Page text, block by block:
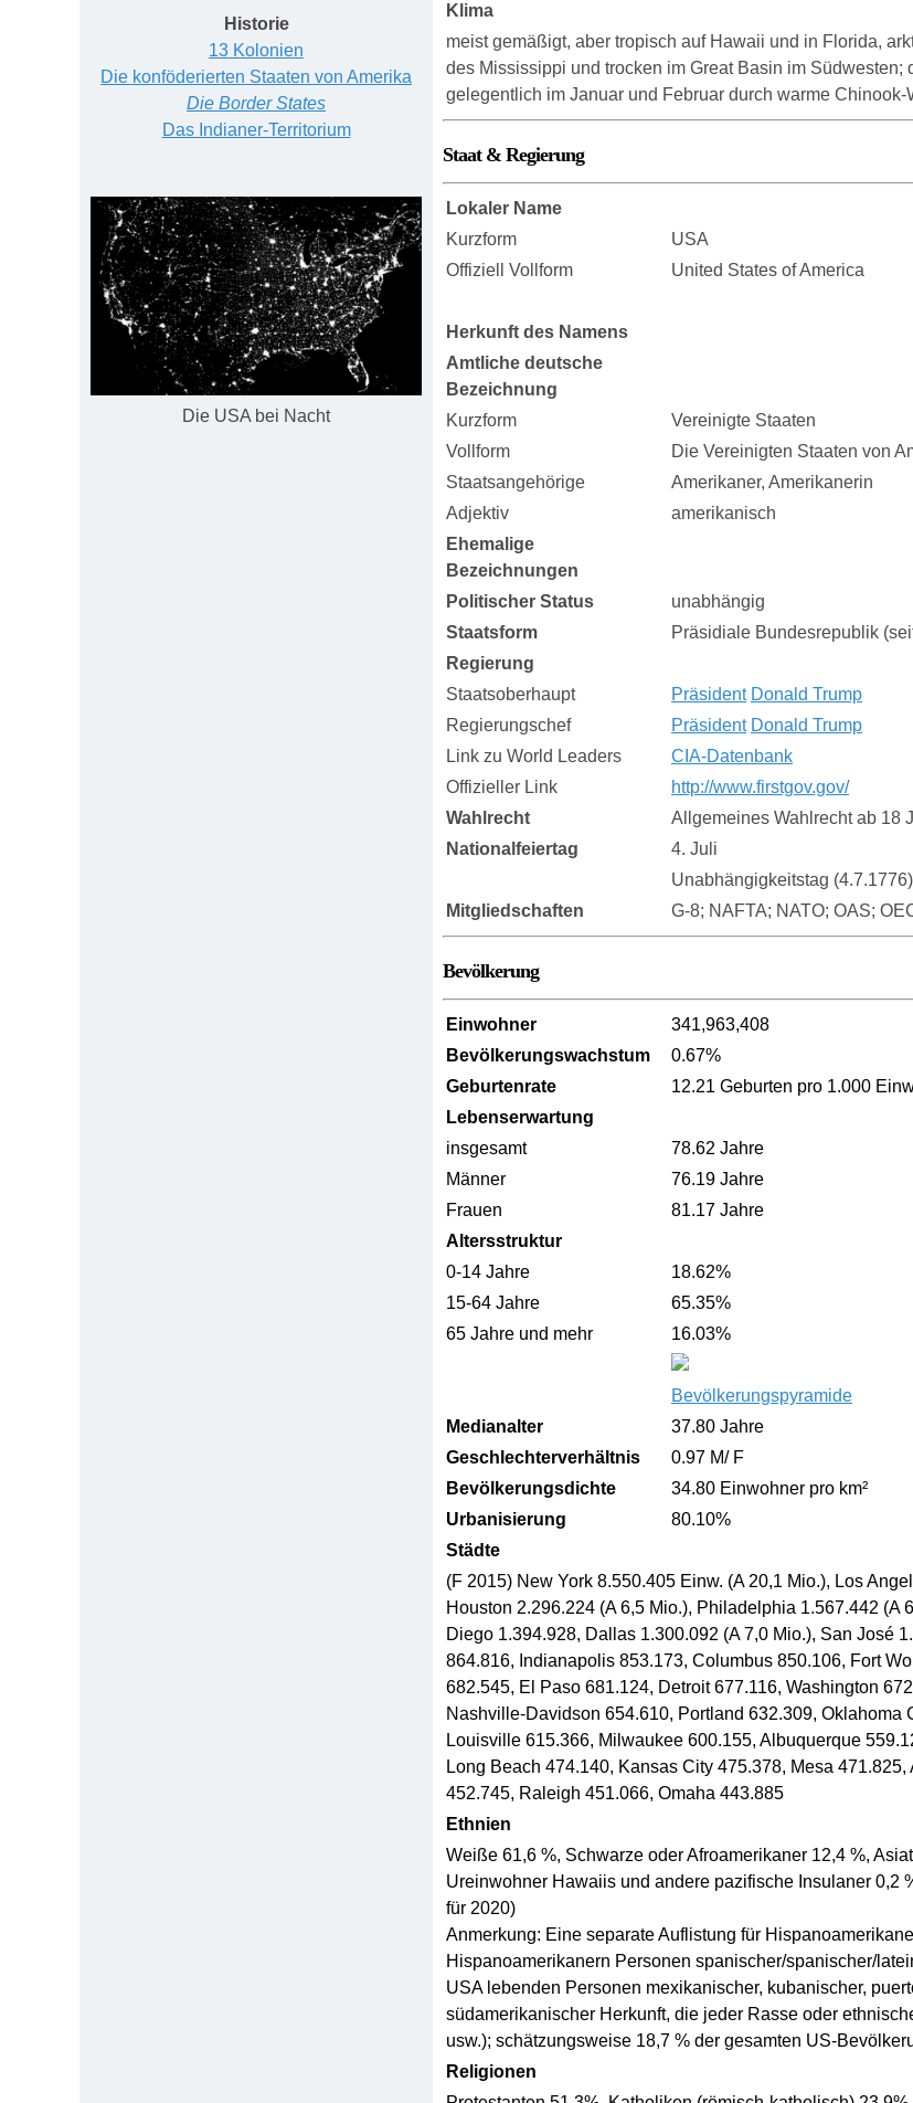
Historie
13 Kolonien
Die konföderierten Staaten von Amerika
Die Border States
Das Indianer-Territorium
Die USA bei Nacht
Klima
meist gemäßigt, aber tropisch auf Hawaii und in Florida,
des Mississippi und trocken im Great Basin im
gelegentlich im Januar und Februar durch warme
Staat & Regierung
Lokaler Name
Kurzform
USA
Offiziell Vollform
United States of America
Herkunft des Namens
Amtliche deutsche
Bezeichnung
Kurzform
Vereinigte Staaten
Vollform
Die Vereinigten Staaten von
Staatsangehörige
Amerikaner, Amerikanerin
Adjektiv
amerikanisch
Ehemalige
Bezeichnungen
Politischer Status
unabhängig
Staatsform
Präsidiale Bundesrepublik
Regierung
Staatsoberhaupt
Präsident Donald Trump
Regierungschef
Präsident Donald Trump
Link zu World Leaders
CIA-Datenbank
Offizieller Link
http://www.firstgov.gov/
Wahlrecht
Allgemeines Wahlrecht ab 18
Nationalfeiertag
4. Juli
Unabhängigkeitstag (4.7.1776)
Mitgliedschaften
G-8; NAFTA; NATO; OAS;
Bevölkerung
Einwohner
341,963,408
Bevölkerungswachstum
0.67%
Geburtenrate
12.21 Geburten pro 1.000
Lebenserwartung
insgesamt
78.62 Jahre
Männer
76.19 Jahre
Frauen
81.17 Jahre
Altersstruktur
0-14 Jahre
18.62%
15-64 Jahre
65.35%
65 Jahre und mehr
16.03%
Bevölkerungspyramide
Medianalter
37.80 Jahre
Geschlechterverhältnis
0.97 M/ F
Bevölkerungsdichte
34.80 Einwohner pro km²
Urbanisierung
80.10%
Städte
(F 2015) New York 8.550.405 Einw. (A 20,1 Mio.), Los
Houston 2.296.224 (A 6,5 Mio.), Philadelphia 1.567.442
Diego 1.394.928, Dallas 1.300.092 (A 7,0 Mio.), San José
864.816, Indianapolis 853.173, Columbus 850.106, Fort
682.545, El Paso 681.124, Detroit 677.116, Washington
Nashville-Davidson 654.610, Portland 632.309,
Louisville 615.366, Milwaukee 600.155, Albuquerque
Long Beach 474.140, Kansas City 475.378, Mesa
452.745, Raleigh 451.066, Omaha 443.885
Ethnien
Weiße 61,6 %, Schwarze oder Afroamerikaner 12,4 %,
Ureinwohner Hawaiis und andere pazifische Insulaner 0,2
für 2020)
Anmerkung: Eine separate Auflistung für
Hispanoamerikanern Personen spanischer/spanischer/
USA lebenden Personen mexikanischer, kubanischer,
südamerikanischer Herkunft, die jeder Rasse oder
usw.); schätzungsweise 18,7 % der gesamten US-
Religionen